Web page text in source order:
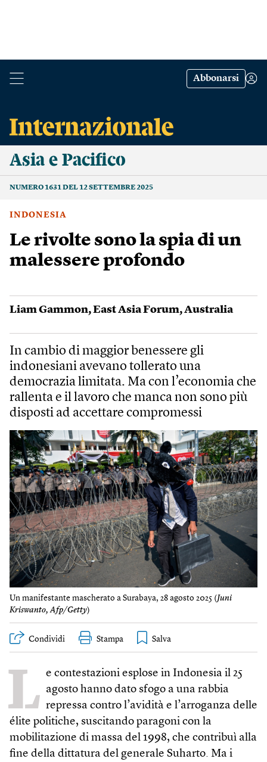
Abbonarsi
Asia e Pacifico
NUMERO 1631 DEL 12 SETTEMBRE 2025
INDONESIA
Le rivolte sono la spia di un
malessere profondo
Liam Gammon,East Asia Forum,Australia
In cambio di maggior benessere gli
indonesiani avevano tollerato una
democrazia limitata. Ma con l’economia che
rallenta e il lavoro che manca non sono più
disposti ad accettare compromessi
Un manifestante mascherato a Surabaya, 28 agosto 2025 (Juni
Kriswanto, Afp/Getty)
Condividi Stampa
L e contestazioni esplose in Indonesia il 25
agosto hanno dato sfogo a una rabbia
repressa contro l’avidità e l’arroganza delle
élite politiche, suscitando paragoni con la
mobilitazione di massa del 1998, che contribuì alla
fine della dittatura del generale Suharto. Ma i